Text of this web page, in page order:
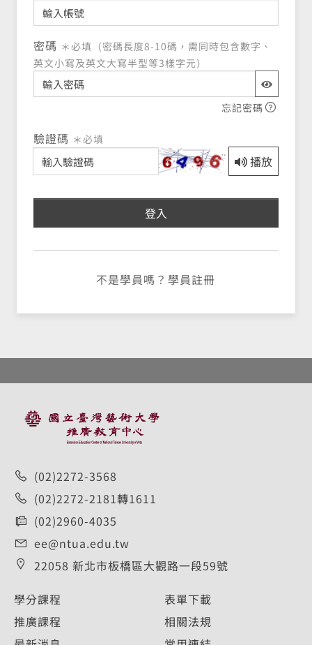
密碼 ＊必填（密碼長度8-10碼，需同時包含數字、
英文小寫及英文大寫半型等3樣字元）
忘記密碼
驗證碼 ＊必填
已重新產生驗證碼。 播放
登入
不是學員嗎？ 學員註冊
(02)2272-3568
(02)2272-2181轉1611
(02)2960-4035
ee@ntua.edu.tw
22058 新北市板橋區大觀路一段59號
學分課程
推廣課程
表單下載
相關法規